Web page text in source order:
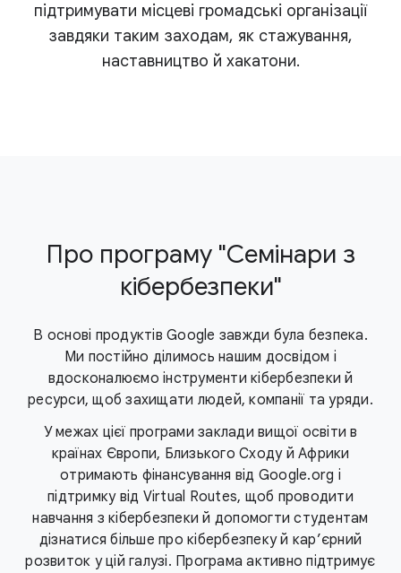
підтримувати місцеві громадські організації
завдяки таким заходам, як стажування,
наставництво й хакатони.
Про програму "Семінари з
кібербезпеки"
В основі продуктів Google завжди була безпека.
Ми постійно ділимось нашим досвідом і
вдосконалюємо інструменти кібербезпеки й
ресурси, щоб захищати людей, компанії та уряди.
У межах цієї програми заклади вищої освіти в
країнах Європи, Близького Сходу й Африки
отримають фінансування від Google.org і
підтримку від Virtual Routes, щоб проводити
навчання з кібербезпеки й допомогти студентам
дізнатися більше про кібербезпеку й кар’єрний
розвиток у цій галузі. Програма активно підтримує